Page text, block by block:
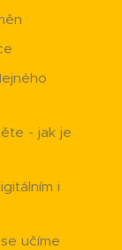
- jak je
i
učíme